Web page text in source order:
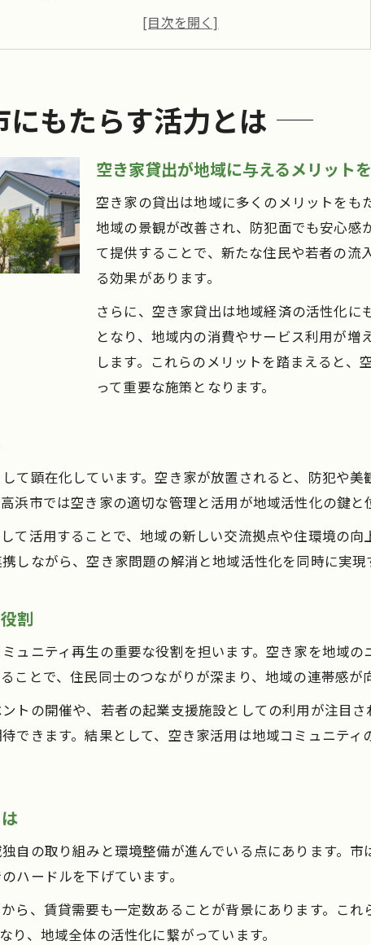
空き家活用がコミュニティ再生に果たす役割
空き家貸出で高浜市が注目される理由とは
地域貢献で注目の空き家活用アイデア集
空き家を活用した地域貢献の実例紹介
空き家貸出の新しい利用方法を発掘しよう
高浜市で注目される空き家再生アイデア
空き家を活かしたコミュニティ活動の魅力
空き家貸出による地元イベント活用法
高浜市で空き家を貸し出す手順を解説
空き家貸出の基本ステップと必要書類
高浜市空き家バンク利用時の流れを紹介
空き家貸出手続きと注意点を押さえよう
空き家活用に必要な管理や準備について
空き家貸出が賃貸経営に適する理由とは
高浜市で空き家賃貸経営を始めるメリット
空き家の賃貸活用で安定収入を目指す方法
空き家貸出で広がる賃貸経営の選択肢
空き家バンク活用で安心管理を実現する方法
高浜市空き家バンクの活用メリットとは
空き家貸出で役立つ管理サポートの活用法
空き家の維持管理とバンク登録の流れ
高浜市空き家活用の将来性と展望を考察
空き家貸出で持続可能な地域を目指す方法
空き家が担う地域資源としての可能性
空き家貸出による新たな地域交流の創出
もたらす活力とは
空き家貸出が地域に与えるメリット
空き家の貸出は地域に多くのメリットをも
地域の景観が改善され、防犯面でも安心感
て提供することで、新たな住民や若者の流
る効果があります。
さらに、空き家貸出は地域経済の活性化に
となり、地域内の消費やサービス利用が
します。これらのメリットを踏まえると、
って重要な施策となります。
て顕在化しています。空き家が放置されると、防犯や
浜市では空き家の適切な管理と活用が地域活性化の鍵と
て活用することで、地域の新しい交流拠点や住環境の
しながら、空き家問題の解消と地域活性化を同時に実現
割
ュニティ再生の重要な役割を担います。空き家を地域
ことで、住民同士のつながりが深まり、地域の連帯感が
トの開催や、若者の起業支援施設としての利用が注目さ
できます。結果として、空き家活用は地域コミュニテ
自の取り組みと環境整備が進んでいる点にあります。
ハードルを下げています。
ら、賃貸需要も一定数あることが背景にあります。こ
、地域全体の活性化に繋がっています。